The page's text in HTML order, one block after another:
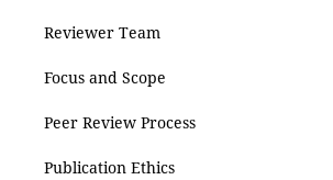
Reviewer Team
Focus and Scope
Peer Review Process
Publication Ethics